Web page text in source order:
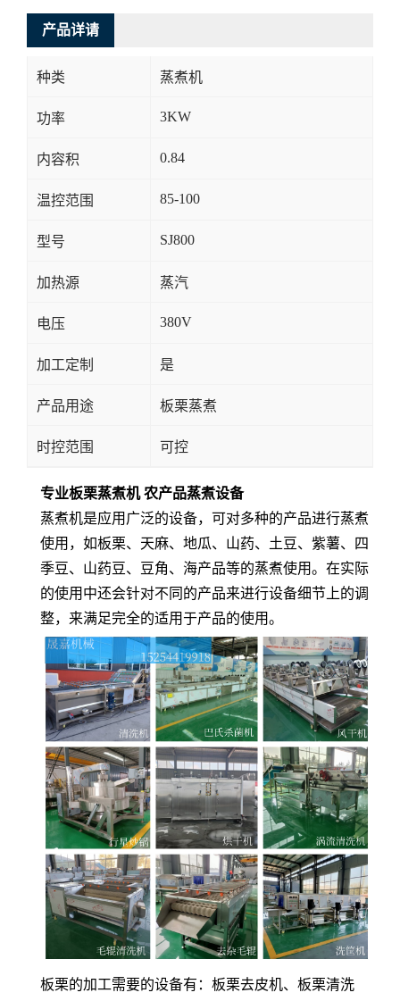
产品详请
种类 蒸煮机
功率 3KW
内容积 0.84
温控范围 85-100
型号 SJ800
加热源 蒸汽
电压 380V
加工定制 是
产品用途 板栗蒸煮
时控范围 可控
专业板栗蒸煮机 农产品蒸煮设备
蒸煮机是应用广泛的设备，可对多种的产品进行蒸煮
使用，如板栗、天麻、地瓜、山药、土豆、紫薯、四
季豆、山药豆、豆角、海产品等的蒸煮使用。在实际
的使用中还会针对不同的产品来进行设备细节上的调
整，来满足完全的适用于产品的使用。
板栗的加工需要的设备有：板栗去皮机、板栗清洗